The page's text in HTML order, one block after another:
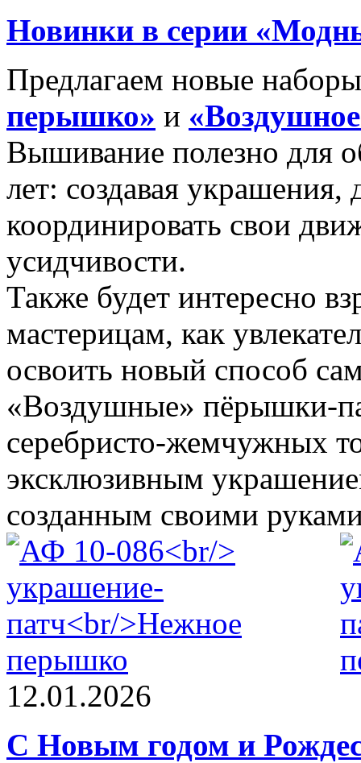
Новинки в серии
Предлагаем новые
перышко» и «Воздушное
Вышивание полезно для
лет: создавая украшения,
координировать свои
усидчивости.
Также будет интересно
мастерицам, как
освоить новый способ
«Воздушные» пёрышки-
серебристо-жемчужных
эксклюзивным
созданным своими
12.01.2026
С Новым годом и